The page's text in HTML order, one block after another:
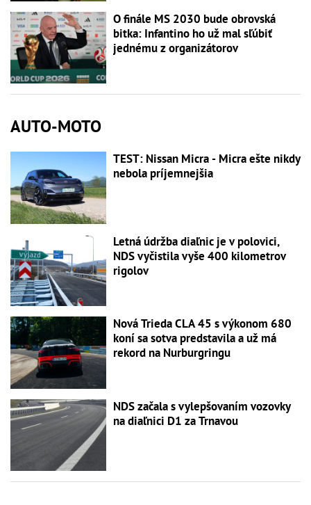
O finále MS 2030 bude obrovská
bitka: Infantino ho už mal sľúbiť
jednému z organizátorov
AUTO-MOTO
TEST: Nissan Micra - Micra ešte nikdy
nebola príjemnejšia
Letná údržba diaľnic je v polovici,
NDS vyčistila vyše 400 kilometrov
rigolov
Nová Trieda CLA 45 s výkonom 680
koní sa sotva predstavila a už má
rekord na Nurburgringu
NDS začala s vylepšovaním vozovky
na diaľnici D1 za Trnavou